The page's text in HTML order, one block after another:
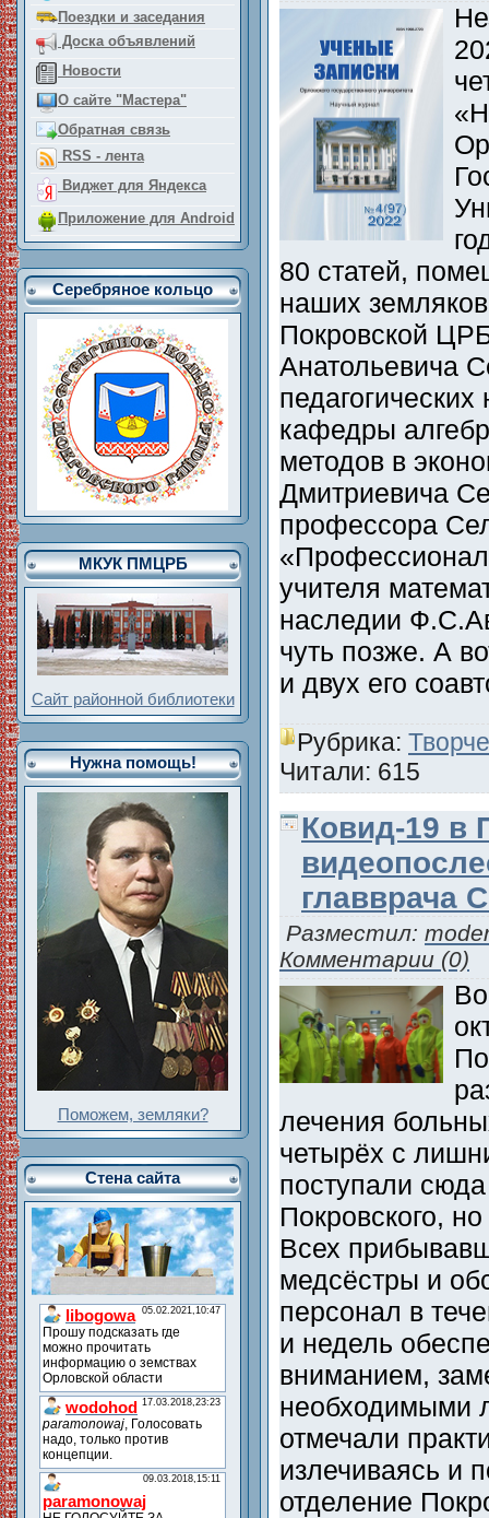
Поездки и заседания
Доска объявлений
Новости
О сайте "Мастера"
Обратная связь
RSS - лента
Виджет для Яндекса
Приложение для Android
Серебряное кольцо
МКУК ПМЦРБ
Сайт районной библиотеки
Нужна помощь!
Поможем, земляки?
Стена сайта
80 статей,
наших
Покровской
Анатольевича
кафедры
методов в
Дмитриевича
профессора
учителя
наследии
чуть позже. А
и двух его
Рубрика:
Читали: 615
Ковид-19 в
главврача
Разместил:
Комментарии (0)
лечения
четырёх с
поступали
Покровского,
Всех
медсёстры и
персонал в
и недель
вниманием,
необходимыми
отмечали
излечиваясь и
отделение